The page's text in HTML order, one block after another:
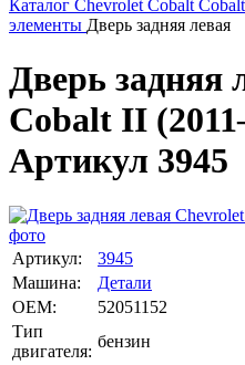
Каталог Chevrolet Cobalt
элементы Дверь задняя левая
Дверь задняя
Cobalt II
Артикул 3945
фото
Артикул:
3945
Машина:
Детали
OEM:
52051152
Тип
двигателя:
бензин